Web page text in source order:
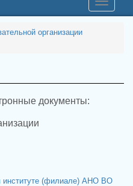
организации
документы:
институте (филиале) АНО ВО